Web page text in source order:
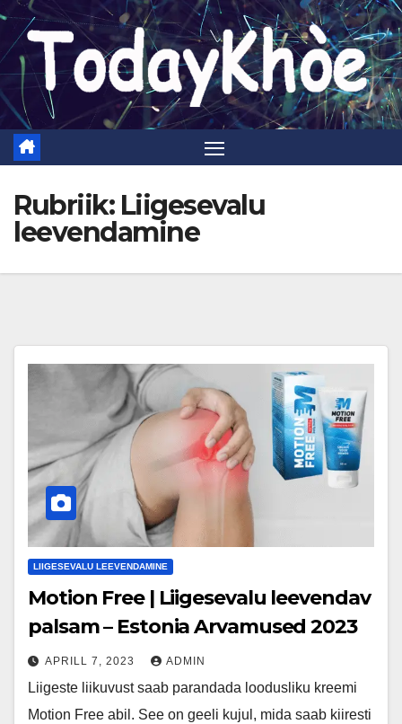
Skip
content
Rubriik: Liigesevalu
leevendamine
LIIGESEVALU LEEVENDAMINE
Motion Free | Liigesevalu leevendav
palsam – Estonia Arvamused 2023
APRILL 7, 2023 ADMIN
Liigeste liikuvust saab parandada loodusliku kreemi
Motion Free abil. See on geeli kujul, mida saab kiiresti